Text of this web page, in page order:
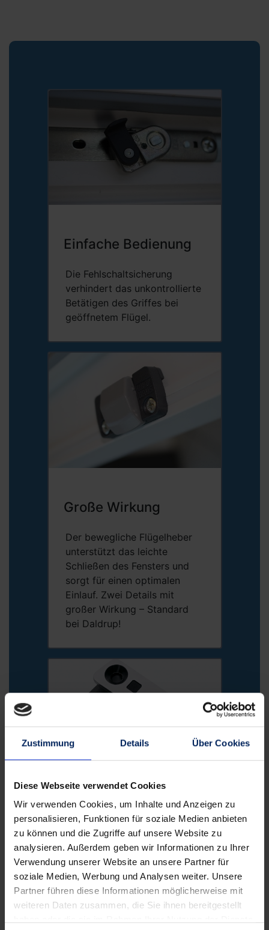
Zustimmung Details Über Cookies
Diese Webseite verwendet Cookies
Wir verwenden Cookies, um Inhalte und Anzeigen zu
personalisieren, Funktionen für soziale Medien anbieten
zu können und die Zugriffe auf unsere Website zu
analysieren. Außerdem geben wir Informationen zu Ihrer
Verwendung unserer Website an unsere Partner für
soziale Medien, Werbung und Analysen weiter. Unsere
Partner führen diese Informationen möglicherweise mit
weiteren Daten zusammen, die Sie ihnen bereitgestellt
Einfache Bedienung
Die Fehlschaltsicherung
verhindert das unkontrollierte
Betätigen des Griffes bei
geöffnetem Flügel.
Große Wirkung
Der bewegliche Flügelheber
unterstützt das leichte
Schließen des Fensters und
sorgt für einen optimalen
Einlauf. Zwei Details mit
großer Wirkung – Standard
bei Daldrup!
Individueller Schutz
Das modulare
Rahmenteilkonzept ermöglicht
ein individuelles Maß an
Sicherheit. Die hochwertige